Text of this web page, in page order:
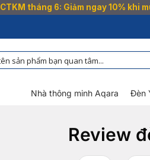
CTKM tháng 6: Giảm ngay 10% khi
Nhà thông minh Aqara Đèn
Review